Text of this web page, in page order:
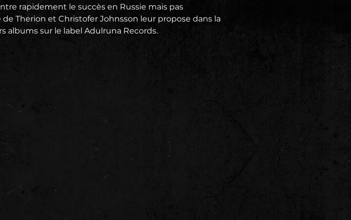
rapidement le succès en Russie mais pas
Therion et Christofer Johnsson leur propose dans la
albums sur le label Adulruna Records.